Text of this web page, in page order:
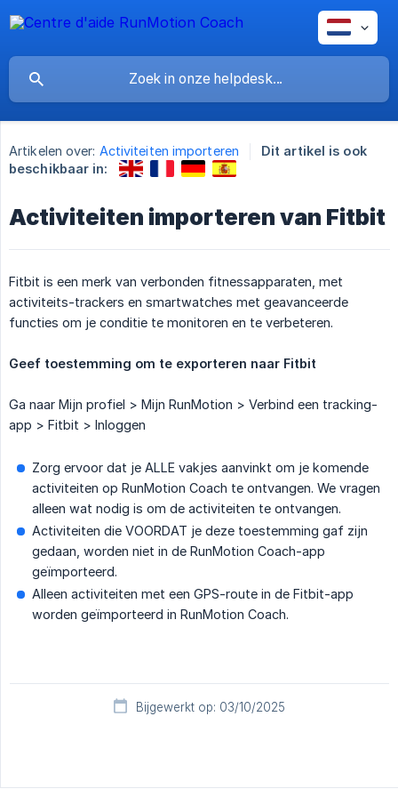
Artikelen over: Activiteiten importeren
Dit artikel is ook
beschikbaar in:
Activiteiten importeren van Fitbit
Fitbit is een merk van verbonden fitnessapparaten, met
activiteits-trackers en smartwatches met geavanceerde
functies om je conditie te monitoren en te verbeteren.
Geef toestemming om te exporteren naar Fitbit
Ga naar Mijn profiel > Mijn RunMotion > Verbind een tracking-
app > Fitbit > Inloggen
Zorg ervoor dat je ALLE vakjes aanvinkt om je komende
activiteiten op RunMotion Coach te ontvangen. We vragen
alleen wat nodig is om de activiteiten te ontvangen.
Activiteiten die VOORDAT je deze toestemming gaf zijn
gedaan, worden niet in de RunMotion Coach-app
geïmporteerd.
Alleen activiteiten met een GPS-route in de Fitbit-app
worden geïmporteerd in RunMotion Coach.
Bijgewerkt op: 03/10/2025